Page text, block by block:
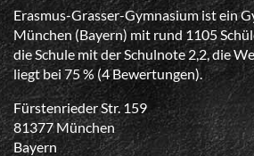
Erasmus-Grasser-Gymnasium ist ein
München (Bayern) mit rund 1105
die Schule mit der Schulnote 2,2, die
liegt bei 75 % (4 Bewertungen).
Fürstenrieder Str. 159
81377 München
Bayern